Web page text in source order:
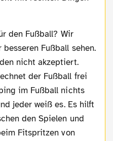
Fußball sehen.
nicht akzeptiert.
der Fußball frei
im Fußball nichts
jeder weiß es. Es hilft
den Spielen und
Fitspritzen von